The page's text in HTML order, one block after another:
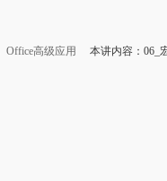
Office高级应用 本讲内容：06_